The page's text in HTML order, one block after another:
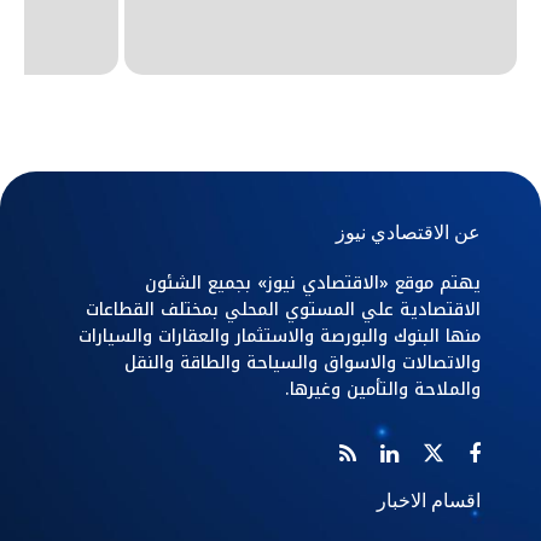
عن الاقتصادي نيوز
يهتم موقع «الاقتصادي نيوز» بجميع الشئون
الاقتصادية علي المستوي المحلي بمختلف القطاعات
منها البنوك والبورصة والاستثمار والعقارات والسيارات
والاتصالات والاسواق والسياحة والطاقة والنقل
والملاحة والتأمين وغيرها.
اقسام الاخبار